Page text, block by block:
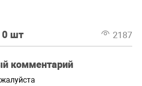
0 шт 2187
комментарий